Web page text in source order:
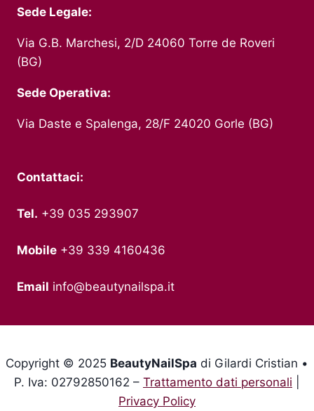
Sede Legale:
Via G.B. Marchesi, 2/D 24060 Torre de Roveri
(BG)
Sede Operativa:
Via Daste e Spalenga, 28/F 24020 Gorle (BG)
Contattaci:
Tel. +39 035 293907
Mobile +39 339 4160436
Email info@beautynailspa.it
Copyright © 2025 BeautyNailSpa di Gilardi Cristian •
P. Iva: 02792850162 – Trattamento dati personali
Privacy Policy